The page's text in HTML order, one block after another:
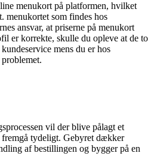
menukort på platformen, hvilket
menukortet som findes hos
ansvar, at priserne på menukort
er korrekte, skulle du opleve at de to
mens du er hos
vil der blive pålagt et
tydeligt. Gebyret dækker
af bestillingen og bygger på en